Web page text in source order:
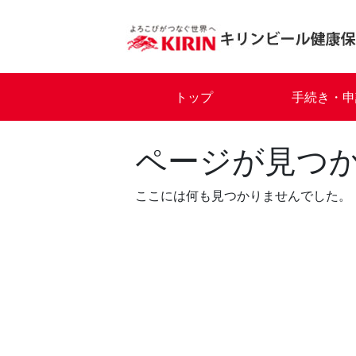
トップ 手続き・
ページが見つ
ここには何も見つかりませんでした。